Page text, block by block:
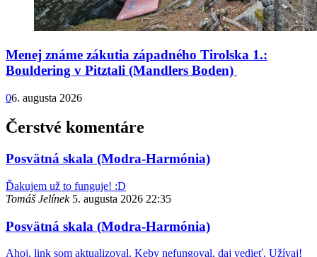
Menej známe zákutia západného Tirolska 1.:
Bouldering v Pitztali (Mandlers Boden)
06. augusta 2026
Čerstvé komentáre
Posvätná skala (Modra-Harmónia)
Ďakujem už to funguje! :D
Tomáš Jelínek 5. augusta 2026 22:35
Posvätná skala (Modra-Harmónia)
Ahoj, link som aktualizoval. Keby nefungoval, daj vedieť. Užívaj!